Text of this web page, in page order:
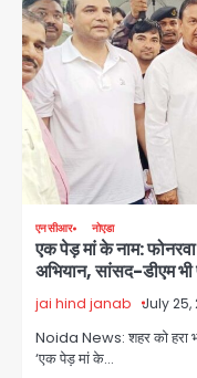
एनसीआर नोएडा
एक पेड़ मां के नाम:
अभियान, सांसद-डीएम
jai hind janab July 25,
Noida News: शहर को हरा
‘एक पेड़ मां के…
4
5